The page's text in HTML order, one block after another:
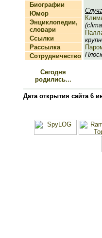
Биографии
Юмор
Энциклопедии,
словари
Ссылки
Рассылка
Сотрудничество
Сегодня
родились...
Дата открытия сайта 6